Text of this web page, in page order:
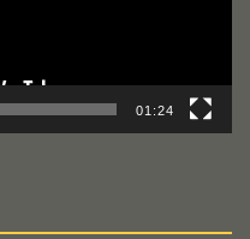
01:24